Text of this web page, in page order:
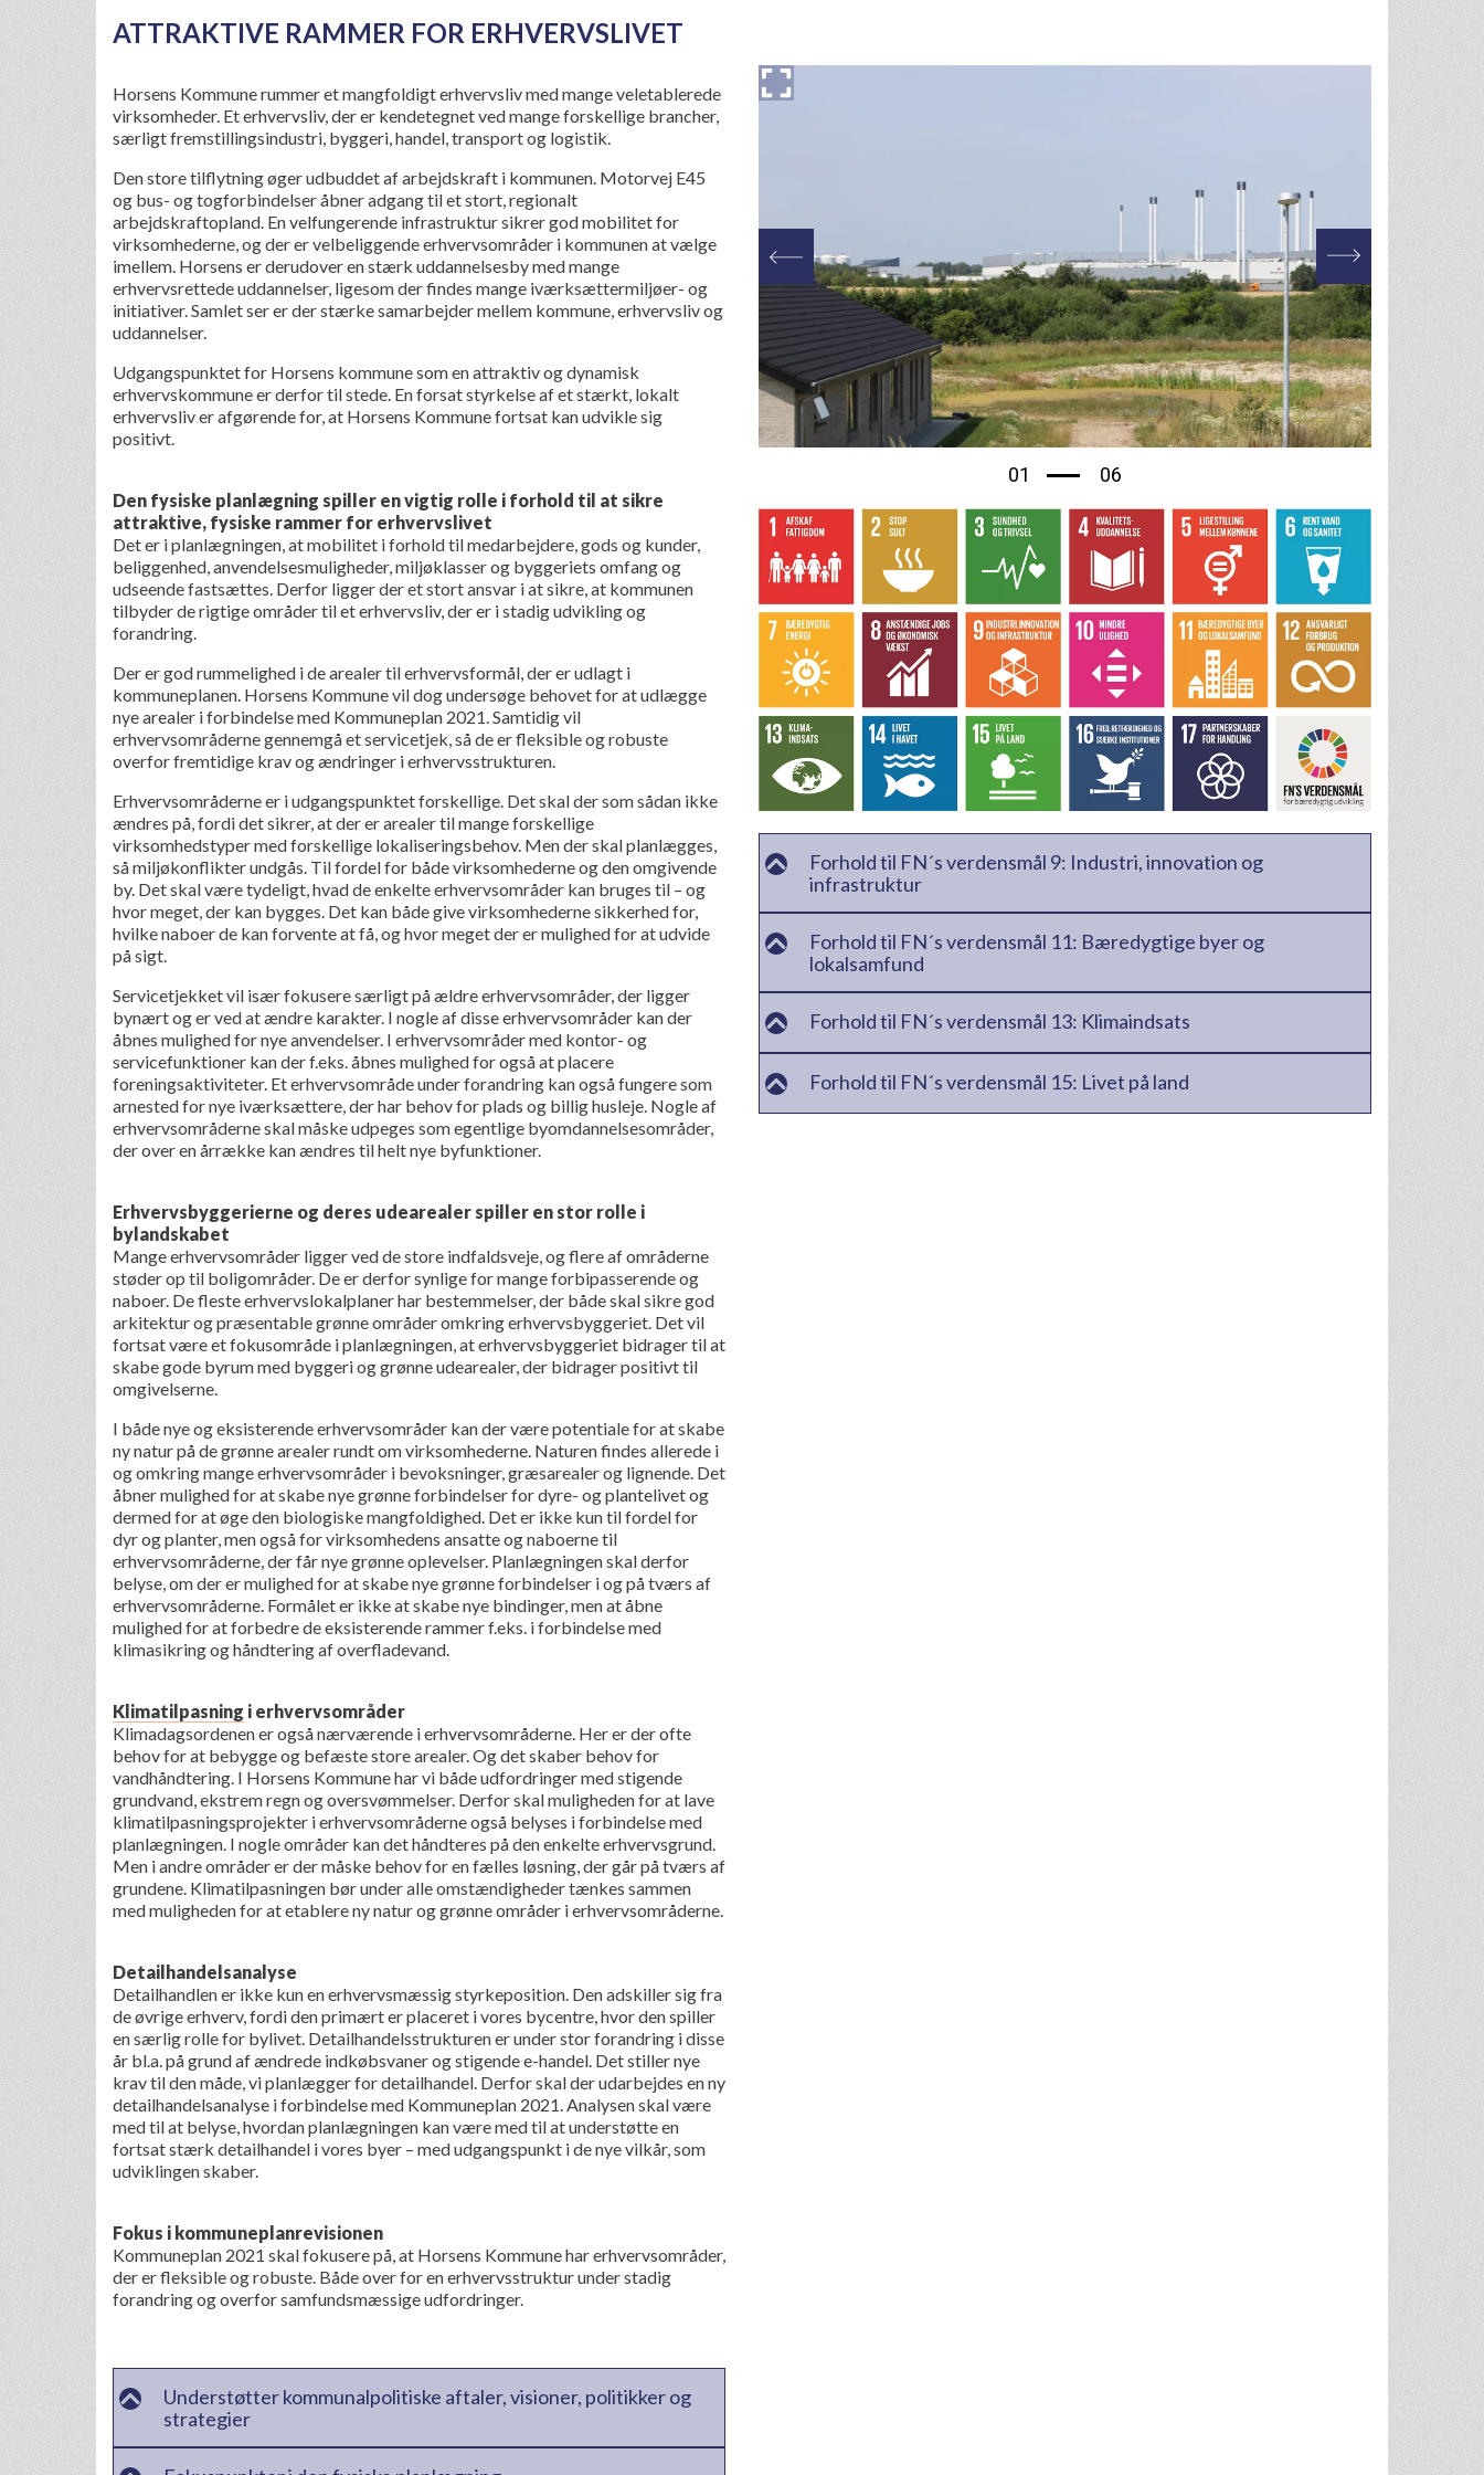
ATTRAKTIVE RAMMER FOR ERHVERVSLIVET
Horsens Kommune rummer et mangfoldigt erhvervsliv med mange veletablerede
virksomheder. Et erhvervsliv, der er kendetegnet ved mange forskellige brancher,
særligt fremstillingsindustri, byggeri, handel, transport og logistik.
Den store tilflytning øger udbuddet af arbejdskraft i kommunen. Motorvej E45
og bus- og togforbindelser åbner adgang til et stort, regionalt
arbejdskraftopland. En velfungerende infrastruktur sikrer god mobilitet for
virksomhederne, og der er velbeliggende erhvervsområder i kommunen at vælge
imellem. Horsens er derudover en stærk uddannelsesby med mange
erhvervsrettede uddannelser, ligesom der findes mange iværksættermiljøer- og
initiativer. Samlet ser er der stærke samarbejder mellem kommune, erhvervsliv og
uddannelser.
Udgangspunktet for Horsens kommune som en attraktiv og dynamisk
erhvervskommune er derfor til stede. En forsat styrkelse af et stærkt, lokalt
erhvervsliv er afgørende for, at Horsens Kommune fortsat kan udvikle sig
positivt.
Den fysiske planlægning spiller en vigtig rolle i forhold til at sikre
attraktive, fysiske rammer for erhvervslivet
Det er i planlægningen, at mobilitet i forhold til medarbejdere, gods og kunder,
beliggenhed, anvendelsesmuligheder, miljøklasser og byggeriets omfang og
udseende fastsættes. Derfor ligger der et stort ansvar i at sikre, at kommunen
tilbyder de rigtige områder til et erhvervsliv, der er i stadig udvikling og
forandring.
Der er god rummelighed i de arealer til erhvervsformål, der er udlagt i
kommuneplanen. Horsens Kommune vil dog undersøge behovet for at udlægge
nye arealer i forbindelse med Kommuneplan 2021. Samtidig vil
erhvervsområderne gennemgå et servicetjek, så de er fleksible og robuste
overfor fremtidige krav og ændringer i erhvervsstrukturen.
Erhvervsområderne er i udgangspunktet forskellige. Det skal der som sådan ikke
ændres på, fordi det sikrer, at der er arealer til mange forskellige
virksomhedstyper med forskellige lokaliseringsbehov. Men der skal planlægges,
så miljøkonflikter undgås. Til fordel for både virksomhederne og den omgivende
by. Det skal være tydeligt, hvad de enkelte erhvervsområder kan bruges til – og
hvor meget, der kan bygges. Det kan både give virksomhederne sikkerhed for,
hvilke naboer de kan forvente at få, og hvor meget der er mulighed for at udvide
på sigt.
Servicetjekket vil især fokusere særligt på ældre erhvervsområder, der ligger
bynært og er ved at ændre karakter. I nogle af disse erhvervsområder kan der
åbnes mulighed for nye anvendelser. I erhvervsområder med kontor- og
servicefunktioner kan der f.eks. åbnes mulighed for også at placere
foreningsaktiviteter. Et erhvervsområde under forandring kan også fungere som
arnested for nye iværksættere, der har behov for plads og billig husleje. Nogle af
erhvervsområderne skal måske udpeges som egentlige byomdannelsesområder,
der over en årrække kan ændres til helt nye byfunktioner.
Erhvervsbyggerierne og deres udearealer spiller en stor rolle i
bylandskabet
Mange erhvervsområder ligger ved de store indfaldsveje, og flere af områderne
støder op til boligområder. De er derfor synlige for mange forbipasserende og
naboer. De fleste erhvervslokalplaner har bestemmelser, der både skal sikre god
arkitektur og præsentable grønne områder omkring erhvervsbyggeriet. Det vil
fortsat være et fokusområde i planlægningen, at erhvervsbyggeriet bidrager til at
skabe gode byrum med byggeri og grønne udearealer, der bidrager positivt til
omgivelserne.
I både nye og eksisterende erhvervsområder kan der være potentiale for at skabe
ny natur på de grønne arealer rundt om virksomhederne. Naturen findes allerede i
og omkring mange erhvervsområder i bevoksninger, græsarealer og lignende. Det
åbner mulighed for at skabe nye grønne forbindelser for dyre- og plantelivet og
dermed for at øge den biologiske mangfoldighed. Det er ikke kun til fordel for
dyr og planter, men også for virksomhedens ansatte og naboerne til
erhvervsområderne, der får nye grønne oplevelser. Planlægningen skal derfor
belyse, om der er mulighed for at skabe nye grønne forbindelser i og på tværs af
erhvervsområderne. Formålet er ikke at skabe nye bindinger, men at åbne
mulighed for at forbedre de eksisterende rammer f.eks. i forbindelse med
klimasikring og håndtering af overfladevand.
Klimatilpasning i erhvervsområder
Klimadagsordenen er også nærværende i erhvervsområderne. Her er der ofte
behov for at bebygge og befæste store arealer. Og det skaber behov for
vandhåndtering. I Horsens Kommune har vi både udfordringer med stigende
grundvand, ekstrem regn og oversvømmelser. Derfor skal muligheden for at lave
klimatilpasningsprojekter i erhvervsområderne også belyses i forbindelse med
planlægningen. I nogle områder kan det håndteres på den enkelte erhvervsgrund.
Men i andre områder er der måske behov for en fælles løsning, der går på tværs af
grundene. Klimatilpasningen bør under alle omstændigheder tænkes sammen
med muligheden for at etablere ny natur og grønne områder i erhvervsområderne.
Detailhandelsanalyse
Detailhandlen er ikke kun en erhvervsmæssig styrkeposition. Den adskiller sig fra
de øvrige erhverv, fordi den primært er placeret i vores bycentre, hvor den spiller
en særlig rolle for bylivet. Detailhandelsstrukturen er under stor forandring i disse
år bl.a. på grund af ændrede indkøbsvaner og stigende e-handel. Det stiller nye
krav til den måde, vi planlægger for detailhandel. Derfor skal der udarbejdes en ny
detailhandelsanalyse i forbindelse med Kommuneplan 2021. Analysen skal være
med til at belyse, hvordan planlægningen kan være med til at understøtte en
fortsat stærk detailhandel i vores byer – med udgangspunkt i de nye vilkår, som
udviklingen skaber.
Fokus i kommuneplanrevisionen
Kommuneplan 2021 skal fokusere på, at Horsens Kommune har erhvervsområder,
der er fleksible og robuste. Både over for en erhvervsstruktur under stadig
forandring og overfor samfundsmæssige udfordringer.
Understøtter kommunalpolitiske aftaler, visioner, politikker og
strategier
02 06
Forhold til FN´s verdensmål 9: Industri, innovation og
infrastruktur
Forhold til FN´s verdensmål 11: Bæredygtige byer og
lokalsamfund
Forhold til FN´s verdensmål 13: Klimaindsats
Forhold til FN´s verdensmål 15: Livet på land